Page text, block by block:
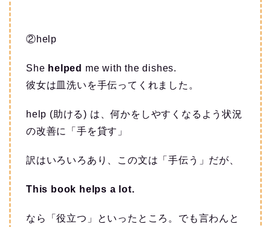
②help
She helped me with the dishes.
彼女は皿洗いを手伝ってくれました。
help (助ける) は、何かをしやすくなるよう状況
の改善に「手を貸す」
訳はいろいろあり、この文は「手伝う」だが、
This book helps a lot.
なら「役立つ」といったところ。でも言わんと